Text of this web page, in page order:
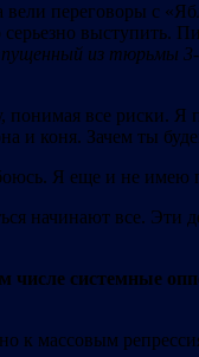
переговоры с
выступить.
из тюрьмы 3-
все риски. Я
и коня. Зачем ты
Я еще и не имею
начинают все. Эти
числе системные
к массовым